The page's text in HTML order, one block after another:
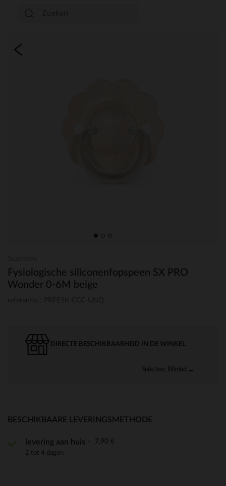
Fysiologische siliconenfopspeen SX PRO
Wonder 0-6M beige
DIRECTE BESCHIKBAARHEID IN DE WINKEL
Selecteer Winkel →
BESCHIKBAARE LEVERINGSMETHODE
levering aan huis 7,90 €
2 tot 4 dagen